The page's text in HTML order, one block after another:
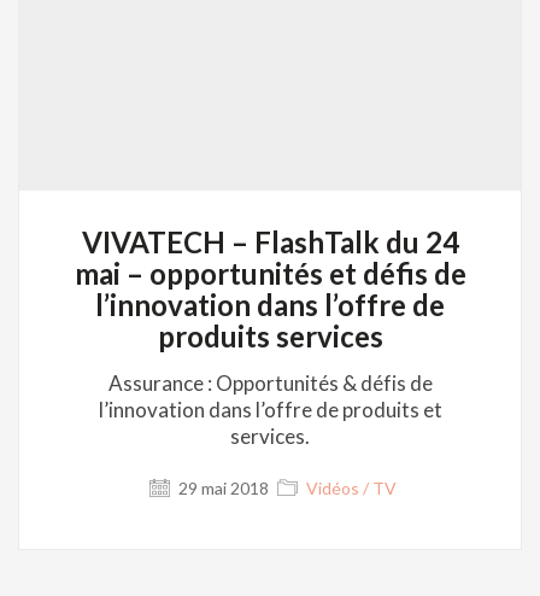
VIVATECH – FlashTalk du 24
mai – opportunités et défis de
l’innovation dans l’offre de
produits services
Assurance : Opportunités & défis de
l’innovation dans l’offre de produits et
services.
29 mai 2018 Vidéos / TV